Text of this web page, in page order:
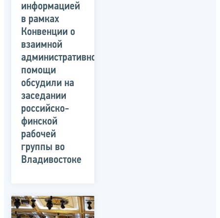
информацией
в рамках
Конвенции о
взаимной
административной
помощи
обсудили на
заседании
российско-
финской
рабочей
группы во
Владивостоке